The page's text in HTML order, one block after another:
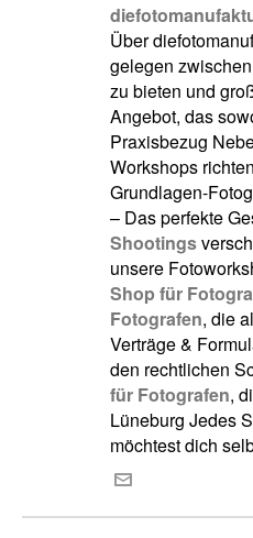
Über
gelegen
zu bieten und
Angebot, das
Praxisbezug
Workshops
Grundlagen-
– Das perfekte
Shootings
unsere
Shop für
Fotografen, die
Verträge &
den rechtlichen
für Fotografen,
Lüneburg Jedes
möchtest dich